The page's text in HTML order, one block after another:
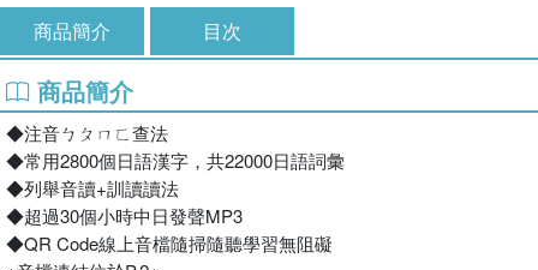
商品簡介 目次
商品簡介
◆注音ㄅㄆㄇㄈ查法
◆常用2800個日語漢字，共22000日語詞彙
◆列舉音讀+訓讀讀法
◆超過30個小時中日發聲MP3
◆QR Code線上音檔隨掃隨聽學習無阻礙